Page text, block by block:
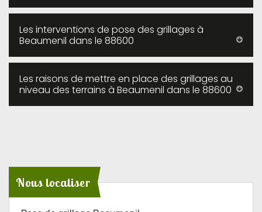
Les interventions de pose des grillages à
Beaumenil dans le 88600
Les raisons de mettre en place des grillages au
niveau des terrains à Beaumenil dans le 88600
Nous localiser